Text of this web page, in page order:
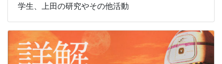
学生、上田の研究やその他活動